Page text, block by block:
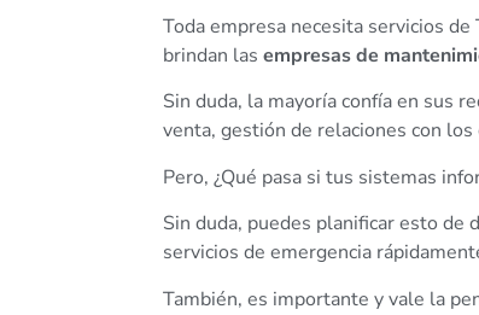
Toda empresa necesita servicios
brindan las empresas de
Sin duda, la mayoría confía en sus
venta, gestión de relaciones con
Pero, ¿Qué pasa si tus sistemas
Sin duda, puedes planificar esto de
servicios de emergencia
También, es importante y vale la